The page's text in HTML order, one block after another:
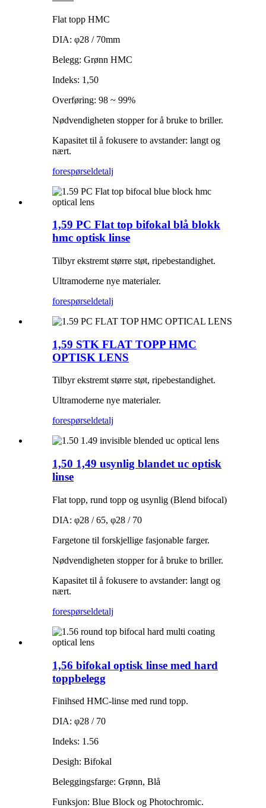
Flat topp HMC
DIA: φ28 / 70mm
Belegg: Grønn HMC
Indeks: 1,50
Overføring: 98 ~ 99%
Nødvendigheten stopper for å bruke to briller.
Kapasitet til å fokusere to avstander: langt og
nært.
forespørseldetalj
1,59 PC Flat top bifokal blå blokk
hmc optisk linse
Tilbyr ekstremt større støt, ripebestandighet.
Ultramoderne nye materialer.
forespørseldetalj
1,59 STK FLAT TOPP HMC
OPTISK LENS
Tilbyr ekstremt større støt, ripebestandighet.
Ultramoderne nye materialer.
forespørseldetalj
1,50 1,49 usynlig blandet uc optisk
linse
Flat topp, rund topp og usynlig (Blend bifocal)
DIA: φ28 / 65, φ28 / 70
Fargetone til forskjellige fasjonable farger.
Nødvendigheten stopper for å bruke to briller.
Kapasitet til å fokusere to avstander: langt og
nært.
forespørseldetalj
1,56 bifokal optisk linse med hard
toppbelegg
Finihsed HMC-linse med rund topp.
DIA: φ28 / 70
Indeks: 1.56
Desigh: Bifokal
Beleggingsfarge: Grønn, Blå
Funksjon: Blue Block og Photochromic.